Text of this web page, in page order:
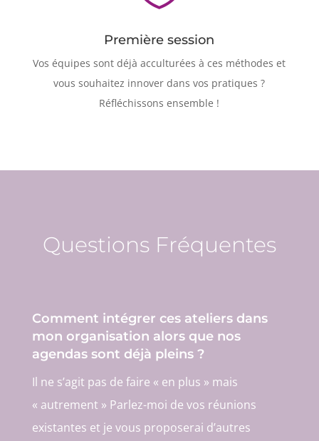
Première session
Vos équipes sont déjà acculturées à ces méthodes et
vous souhaitez innover dans vos pratiques ?
Réfléchissons ensemble !
Questions Fréquentes
Comment intégrer ces ateliers dans
mon organisation alors que nos
agendas sont déjà pleins ?
Il ne s’agit pas de faire « en plus » mais
« autrement » Parlez-moi de vos réunions
existantes et je vous proposerai d’autres